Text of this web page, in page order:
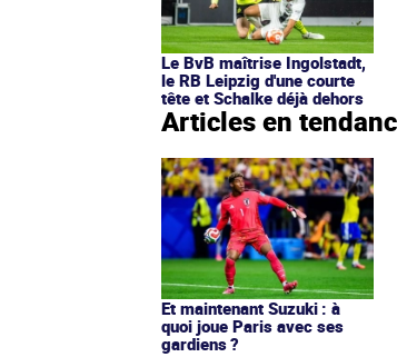
Le BvB maîtrise Ingolstadt,
le RB Leipzig d'une courte
tête et Schalke déjà dehors
Articles en
Et maintenant Suzuki : à
quoi joue Paris avec ses
gardiens ?